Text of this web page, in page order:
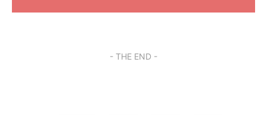
- THE END -